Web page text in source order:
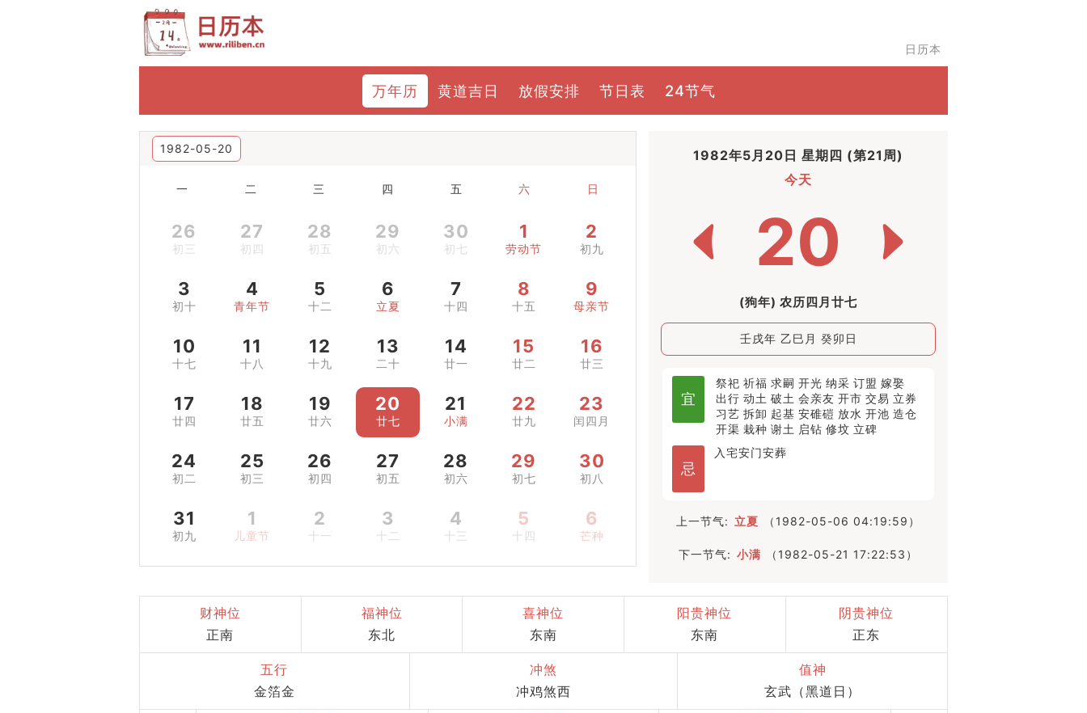
日历本
万年历 黄道吉日 放假安排 节日表 24节气
1982-05-20
一 二 三 四 五 六 日
26
初三
27
初四
28
初五
29
初六
30
初七
1
劳动节
2
初九
3
初十
4
青年节
5
十二
6
立夏
7
十四
8
十五
9
母亲节
10
十七
11
十八
12
十九
13
二十
14
廿一
15
廿二
16
廿三
17
廿四
18
廿五
19
廿六
20
廿七
21
小满
22
廿九
23
闰四月
24
初二
25
初三
26
初四
27
初五
28
初六
29
初七
30
初八
31
初九
1
儿童节
2
十一
3 4 5
十四
6
芒种
1982年5月20日 星期四 (第21周)
今天
20
(狗年) 农历四月廿七
壬戌年 乙巳月 癸卯日
宜
祭祀 祈福 求嗣 开光 纳采 订盟 嫁娶
出行 动土 破土 会亲友 开市 交易 立券
习艺 拆卸 起基 安碓磑 放水 开池 造仓
开渠 栽种 谢土 启钻 修坟 立碑
忌
入宅安门安葬
上一节气: 立夏 （1982-05-06 04:19:59）
下一节气: 小满 （1982-05-21 17:22:53）
财神位
正南
福神位
东北
喜神位
东南
阳贵神位
东南
阴贵神位
正东
五行
金箔金
冲煞
冲鸡煞西
值神
玄武（黑道日）